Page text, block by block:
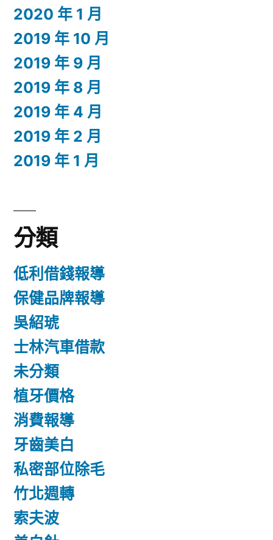
2020 年 1 月
2019 年 10 月
2019 年 9 月
2019 年 8 月
2019 年 4 月
2019 年 2 月
2019 年 1 月
分類
低利借錢報導
保健品牌報導
吳紹琥
士林汽車借款
未分類
植牙價格
消費報導
牙齒美白
私密部位除毛
竹北週轉
索夫波